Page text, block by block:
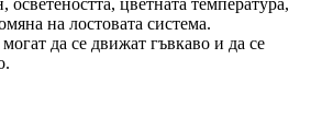
осветеността, цветната температура,
на лостовата система.
да се движат гъвкаво и да се